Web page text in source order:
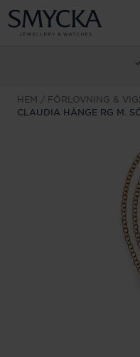
HEM FÖRLOVNING &
CLAUDIA HÄNGE RG M.